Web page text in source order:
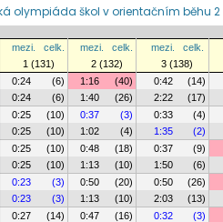
olympiáda škol v orientačním běhu 2
mezi. celk. mezi. celk. mezi. celk.
1 (131) 2 (132) 3 (138)
0:24 (6) 1:16 (40) 0:42 (14)
0:24 (6) 1:40 (26) 2:22 (17)
0:25 (10) 0:37 (3) 0:33 (4)
0:25 (10) 1:02 (4) 1:35 (2)
0:25 (10) 0:48 (18) 0:37 (9)
0:25 (10) 1:13 (10) 1:50 (6)
0:23 (3) 0:50 (20) 0:50 (26)
0:23 (3) 1:13 (10) 2:03 (13)
0:27 (14) 0:47 (16) 0:32 (3)